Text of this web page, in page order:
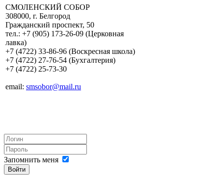
СМОЛЕНСКИЙ СОБОР
308000, г. Белгород
Гражданский проспект, 50
тел.: +7 (905) 173-26-09 (Церковная
лавка)
+7 (4722) 33-86-96 (Воскресная школа)
+7 (4722) 27-76-54 (Бухгалтерия)
+7 (4722) 25-73-30
email: smsobor@mail.ru
Запомнить меня
Войти